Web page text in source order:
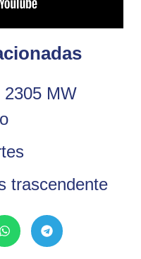
2305 MW
trascendente